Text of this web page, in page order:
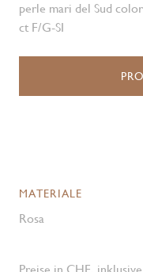
perle mari del Sud
ct F/G-SI
MATERIALE
Rosa